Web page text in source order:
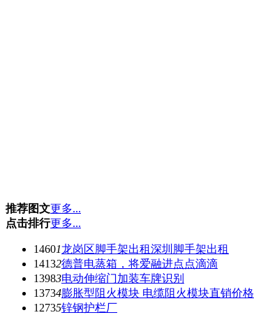
推荐图文更多...
点击排行更多...
14601龙岗区脚手架出租深圳脚手架出租
14132德普电蒸箱，将爱融进点点滴滴
13983电动伸缩门加装车牌识别
13734膨胀型阻火模块 电缆阻火模块直销价格
12735锌钢护栏厂